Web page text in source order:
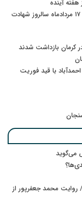
پیام رئیس کل دادگستری استان کرمان به مناسبت ۱۷ مردادماه سالروز شهادت
با قید فوریت
می‌گوید
روایت محمد جعفرپور از